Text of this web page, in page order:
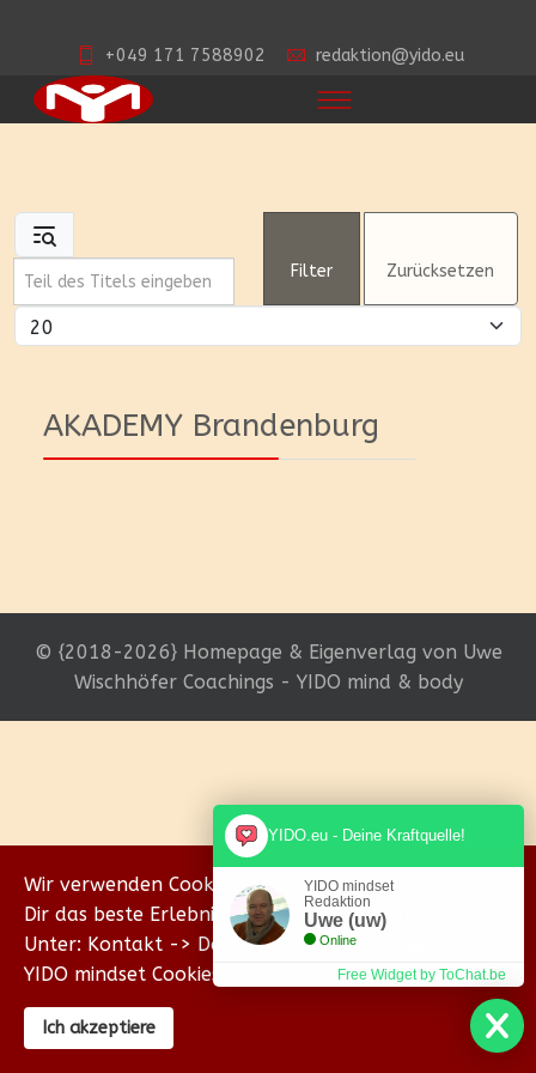
+049 171 7588902 redaktion@yido.eu
Teil des Titels eingeben
Filter Zurücksetzen
Anzeige #
AKADEMY Brandenburg
© {2018-2026} Homepage & Eigenverlag von Uwe
Wischhöfer Coachings - YIDO mind & body
Wir verwenden Cookies, um sicherzustellen, dass wir
Dir das beste Erlebnis auf unserer Website bieten.
Unter: Kontakt -> Datenschutz erklären wir Dir, wie
YIDO mindset Cookies verwendet.
Ich akzeptiere
YIDO.eu - Deine Kraftquelle!
YIDO mindset
Redaktion
Uwe (uw)
Online
Free Widget by ToChat.be